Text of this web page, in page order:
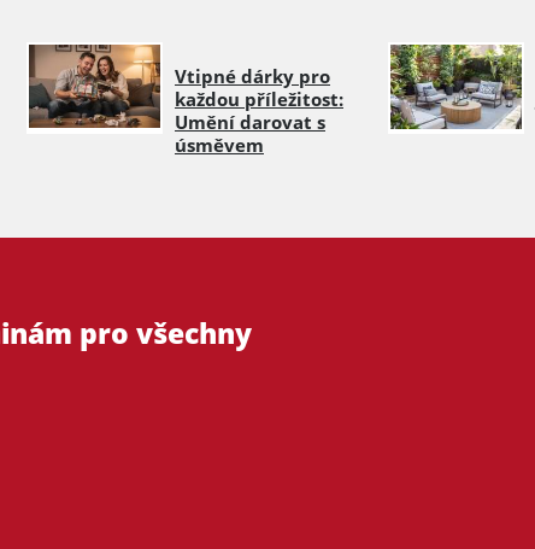
Vtipné dárky pro
každou příležitost:
Umění darovat s
úsměvem
pro všechny